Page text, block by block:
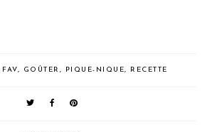
FAV, GOÛTER , PIQUE-NIQUE, RECETTE